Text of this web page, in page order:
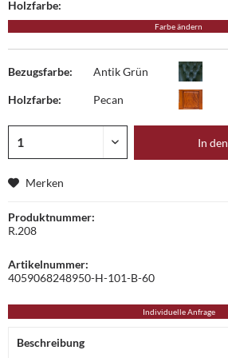
Holzfarbe:
Farbe ändern
Bezugsfarbe: Antik Grün
Holzfarbe: Pecan
In den
Merken
Produktnummer:
R.208
Artikelnummer:
4059068248950-H-101-B-60
Individuelle Anfrage
Beschreibung